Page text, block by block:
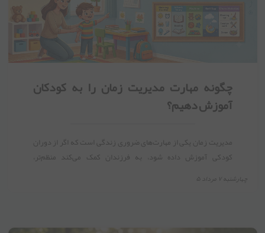
چگونه مهارت مدیریت زمان را به کودکان
آموزش دهیم؟
مدیریت زمان یکی از مهارت‌های ضروری زندگی است که اگر از دوران
کودکی آموزش داده شود، به فرزندان کمک می‌کند منظم‌تر،
چهارشنبه ۷ مرداد ۵